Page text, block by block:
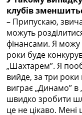
клубів
– Припускаю,
можуть
фінансами. Я можу
роки буде
„Шахтарем”. Я
вийде, за три роки
виграє „Динамо”
швидко зробити
це не цікаво. Мені